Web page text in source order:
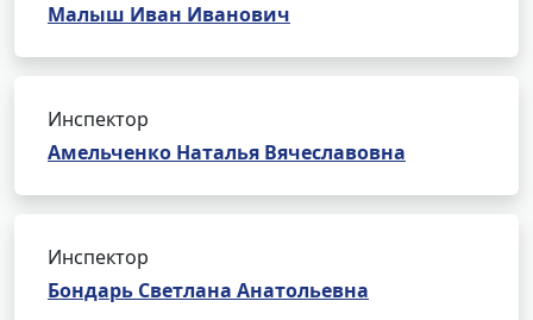
Малыш Иван Иванович
Инспектор
Амельченко Наталья Вячеславовна
Инспектор
Бондарь Светлана Анатольевна